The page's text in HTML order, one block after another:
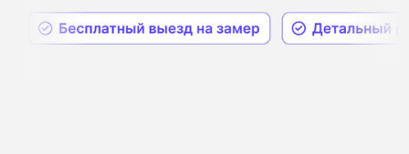
Дизайнерский
ремонт
Если вам нужна технологичность
и визуальная эстетичность